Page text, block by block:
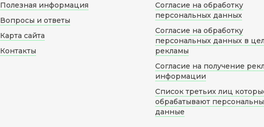
Полезная информация
Вопросы и ответы
Карта сайта
Контакты
Согласие на обработку
персональных данных
Согласие на обработку
персональных данных в
рекламы
Согласие на получение
информации
Список третьих лиц
обрабатывают
данные